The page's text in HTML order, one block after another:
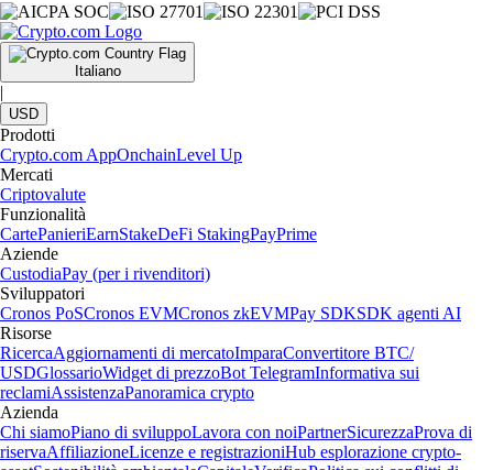
Italiano
|
USD
Prodotti
Crypto.com AppOnchainLevel Up
Mercati
Criptovalute
Funzionalità
CartePanieriEarnStakeDeFi StakingPayPrime
Aziende
CustodiaPay (per i rivenditori)
Sviluppatori
Cronos PoSCronos EVMCronos zkEVMPay SDKSDK agenti AI
Risorse
RicercaAggiornamenti di mercatoImparaConvertitore BTC/
USDGlossarioWidget di prezzoBot TelegramInformativa sui
reclamiAssistenzaPanoramica crypto
Azienda
Chi siamoPiano di sviluppoLavora con noiPartnerSicurezzaProva di
riservaAffiliazioneLicenze e registrazioniHub esplorazione crypto-